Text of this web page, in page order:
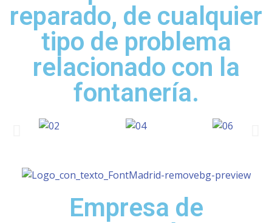
reparado, de cualquier
tipo de problema
relacionado con la
fontanería.
Empresa de